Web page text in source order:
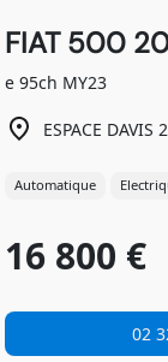
FIAT 500
e 95ch MY23
ESPACE DAVIS
Automatique
16 800 €
02